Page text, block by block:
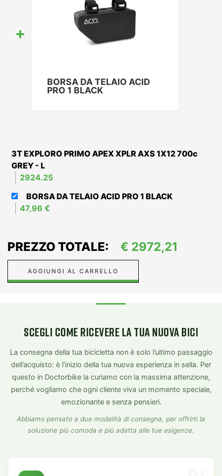
+
BORSA DA TELAIO ACID
PRO 1 BLACK
3T EXPLORO PRIMO APEX XPLR AXS 1X12 700c
GREY - L
2924.25
BORSA DA TELAIO ACID PRO 1 BLACK
47,96 €
PREZZO TOTALE: € 2972,21
AGGIUNGI AL CARRELLO
SCEGLI COME RICEVERE LA TUA NUOVA BICI
La consegna della tua bicicletta non è solo l’ultimo passaggio
dell’acquisto: è l’inizio della tua nuova esperienza in sella. Per
questo in Doctorbike la curiamo con la massima attenzione,
perché vogliamo che ogni cliente viva un momento speciale,
emozionante e senza pensieri.
Abbiamo pensato a due modalità di consegna, per offrirti la
soluzione più comoda e più adatta alle tue esigenze.